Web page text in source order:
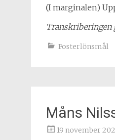
(I marginalen)
Transkriberingen
Fosterlönsmål
Måns
19 november